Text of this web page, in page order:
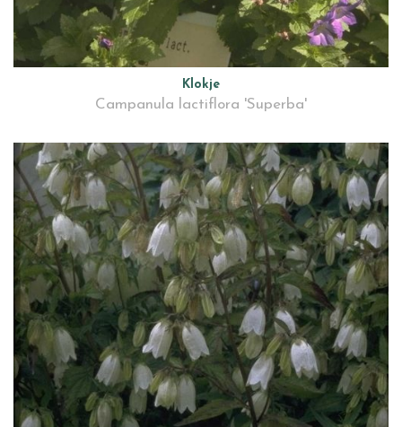
Klokje
Campanula lactiflora 'Superba'